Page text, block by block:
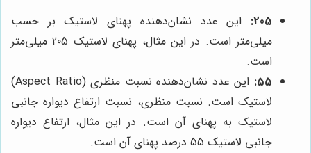
205:
این عدد نشان‌دهنده پهنای لاستیک بر حسب
میلی‌متر است. در این مثال، پهنای لاستیک 205 میلی‌متر
است.
55:
این عدد نشان‌دهنده نسبت منظری (Aspect Ratio)
لاستیک است. نسبت منظری، نسبت ارتفاع دیواره جانبی
لاستیک به پهنای آن است. در این مثال، ارتفاع دیواره
جانبی لاستیک 55 درصد پهنای آن است.